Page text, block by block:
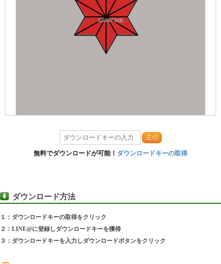
送信
無料でダウンロードが可能！ ダウンロードキーの取得
ダウンロード方法
１：ダウンロードキーの取得をクリック
２：LINE@に登録しダウンロードキーを獲得
３：ダウンロードキーを入力しダウンロードボタンをクリック